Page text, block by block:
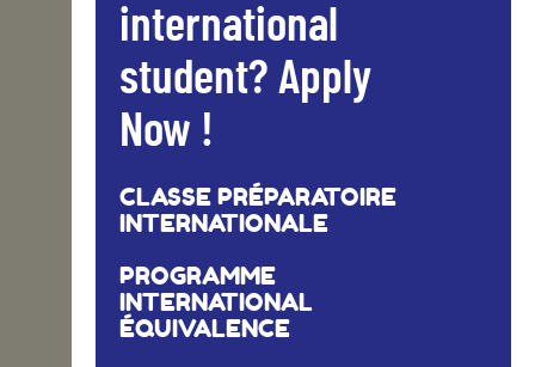
international
student? Apply
Now !
CLASSE PRÉPARATOIRE
INTERNATIONALE
PROGRAMME
INTERNATIONAL
ÉQUIVALENCE